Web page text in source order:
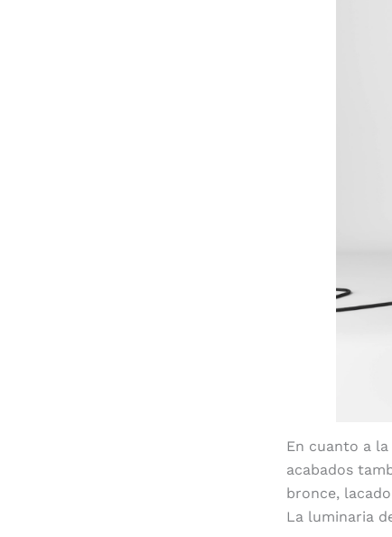
En cuanto a
acabados
bronce,
La luminaria